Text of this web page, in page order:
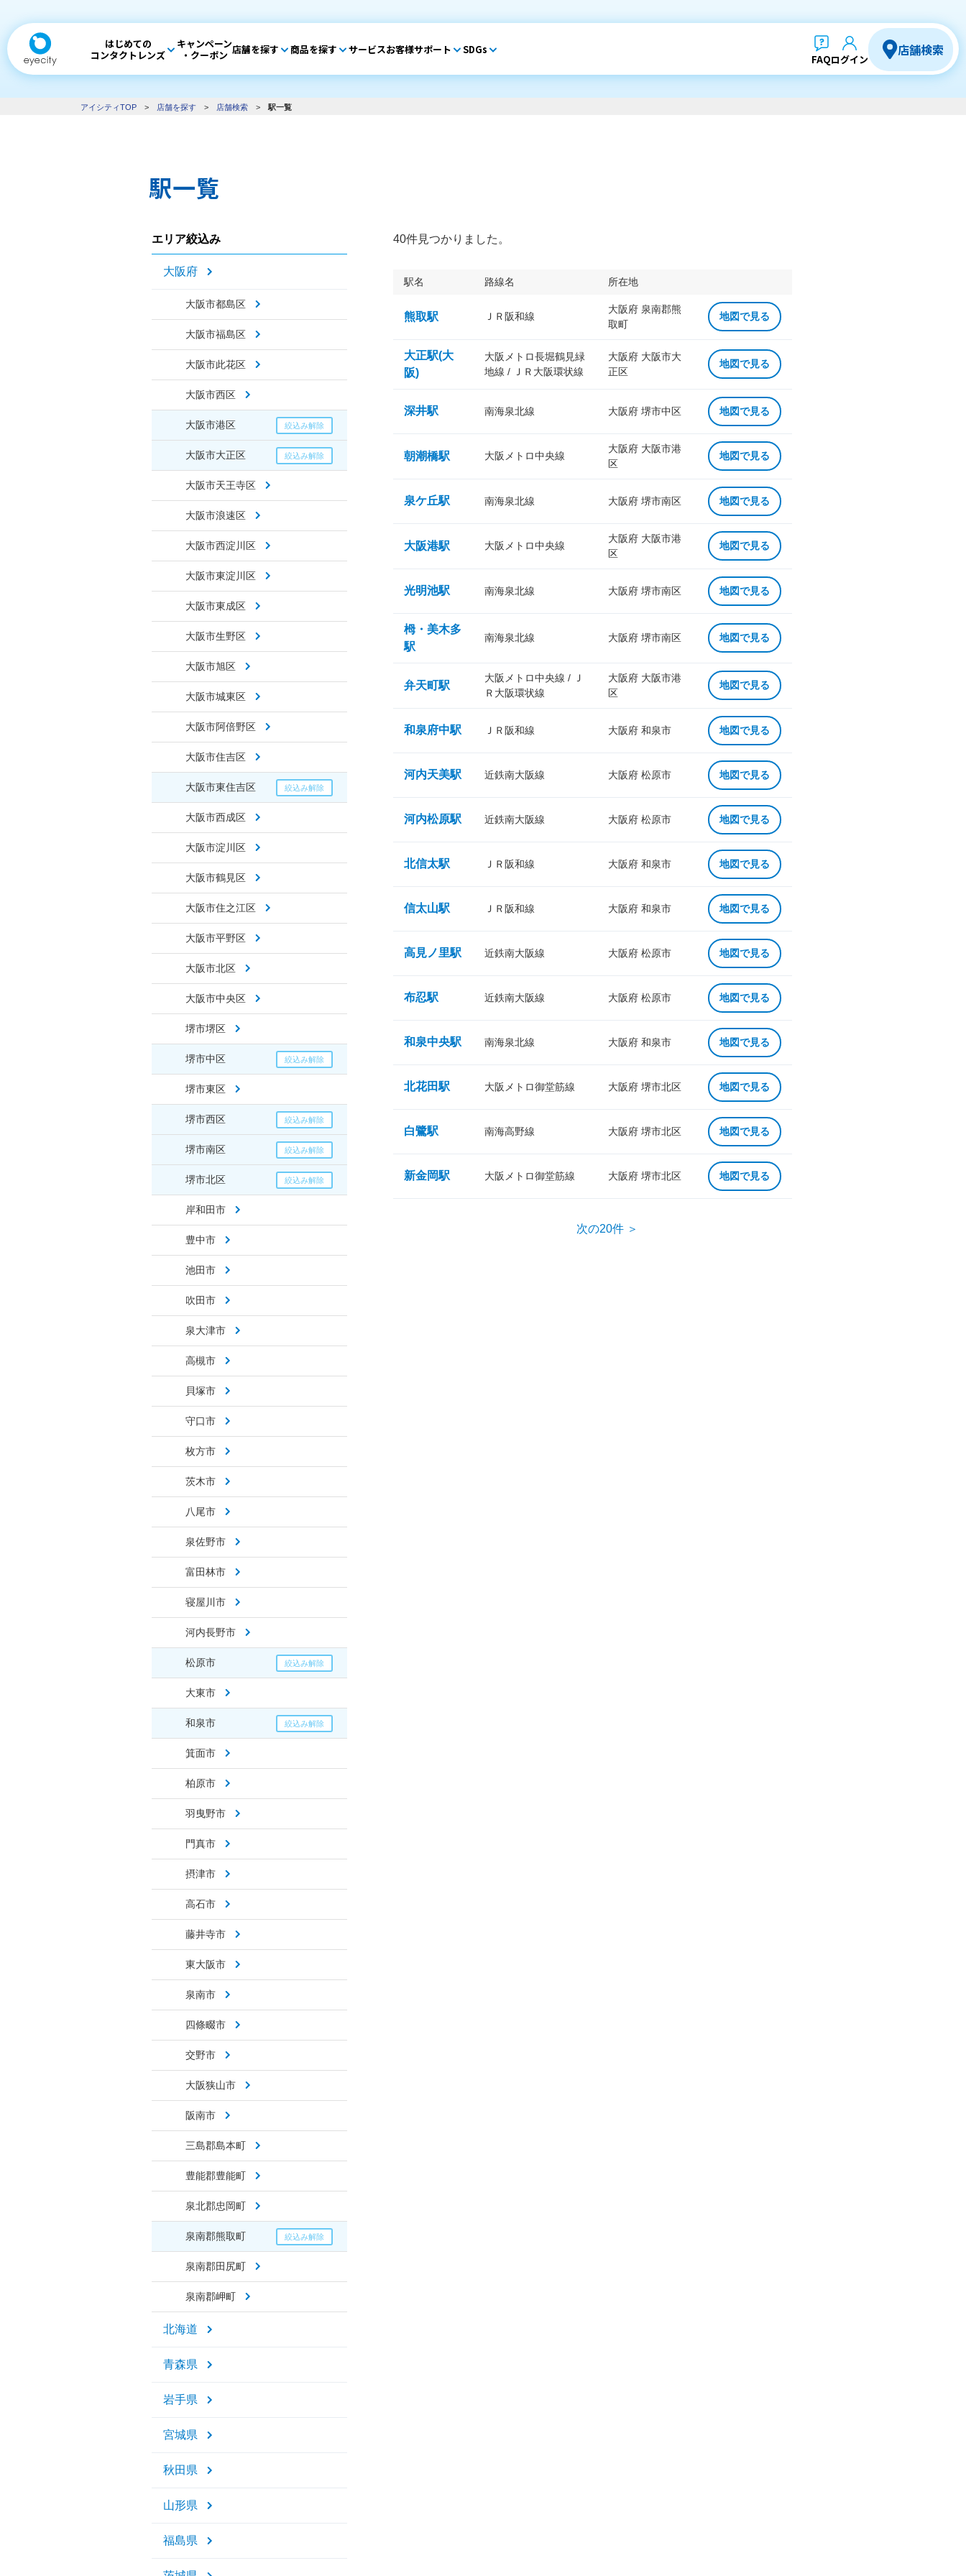
はじめての
コンタクトレンズ
キャンペーン
・クーポン 店舗を探す 商品を探す サービスお客様サポート SDGs
FAQログイン
店舗検索
アイシティTOP > 店舗を探す > 店舗検索 > 駅一覧
駅一覧
エリア絞込み
大阪府
大阪市都島区
大阪市福島区
大阪市此花区
大阪市西区
大阪市港区
大阪市大正区
大阪市天王寺区
大阪市浪速区
大阪市西淀川区
大阪市東淀川区
大阪市東成区
大阪市生野区
大阪市旭区
大阪市城東区
大阪市阿倍野区
大阪市住吉区
大阪市東住吉区
大阪市西成区
大阪市淀川区
大阪市鶴見区
大阪市住之江区
大阪市平野区
大阪市北区
大阪市中央区
堺市堺区
堺市中区
堺市東区
堺市西区
堺市南区
堺市北区
岸和田市
豊中市
池田市
吹田市
泉大津市
高槻市
貝塚市
守口市
枚方市
茨木市
八尾市
泉佐野市
富田林市
寝屋川市
河内長野市
松原市
大東市
和泉市
箕面市
柏原市
羽曳野市
門真市
摂津市
高石市
藤井寺市
東大阪市
泉南市
四條畷市
交野市
大阪狭山市
阪南市
三島郡島本町
豊能郡豊能町
泉北郡忠岡町
泉南郡熊取町
泉南郡田尻町
泉南郡岬町
北海道
青森県
岩手県
宮城県
秋田県
山形県
福島県
40件見つかりました。
駅名 路線名 所在地
熊取駅 ＪＲ阪和線
大阪府 泉南郡熊
取町
地図で見る
大正駅(大
阪)
大阪メトロ長堀鶴見緑
地線 / ＪＲ大阪環状線
大阪府 大阪市大
正区
地図で見る
深井駅 南海泉北線 大阪府 堺市中区 地図で見る
朝潮橋駅 大阪メトロ中央線
大阪府 大阪市港
区
地図で見る
泉ケ丘駅 南海泉北線 大阪府 堺市南区 地図で見る
大阪港駅 大阪メトロ中央線
大阪府 大阪市港
区
地図で見る
光明池駅 南海泉北線 大阪府 堺市南区 地図で見る
栂・美木多
駅
南海泉北線 大阪府 堺市南区 地図で見る
弁天町駅
大阪メトロ中央線 / Ｊ
Ｒ大阪環状線
大阪府 大阪市港
区
地図で見る
和泉府中駅 ＪＲ阪和線 大阪府 和泉市 地図で見る
河内天美駅 近鉄南大阪線 大阪府 松原市 地図で見る
河内松原駅 近鉄南大阪線 大阪府 松原市 地図で見る
北信太駅 ＪＲ阪和線 大阪府 和泉市 地図で見る
信太山駅 ＪＲ阪和線 大阪府 和泉市 地図で見る
高見ノ里駅 近鉄南大阪線 大阪府 松原市 地図で見る
布忍駅 近鉄南大阪線 大阪府 松原市 地図で見る
和泉中央駅 南海泉北線 大阪府 和泉市 地図で見る
北花田駅 大阪メトロ御堂筋線 大阪府 堺市北区 地図で見る
白鷺駅 南海高野線 大阪府 堺市北区 地図で見る
新金岡駅 大阪メトロ御堂筋線 大阪府 堺市北区 地図で見る
次の20件 ＞